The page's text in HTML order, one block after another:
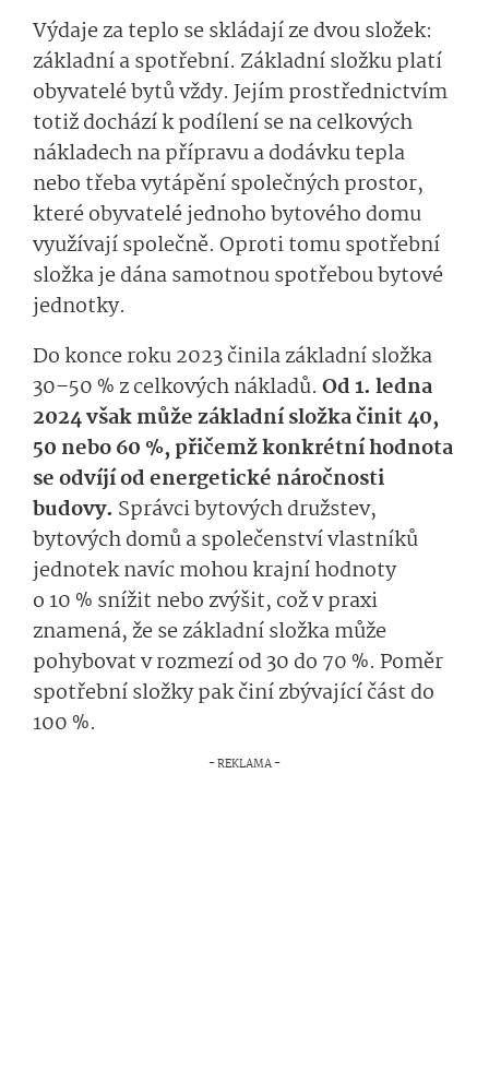
Výdaje za teplo se skládají ze dvou složek:
základní a spotřební. Základní složku platí
obyvatelé bytů vždy. Jejím prostřednictvím
totiž dochází k podílení se na celkových
nákladech na přípravu a dodávku tepla
nebo třeba vytápění společných prostor,
které obyvatelé jednoho bytového domu
využívají společně. Oproti tomu spotřební
složka je dána samotnou spotřebou bytové
jednotky.
Do konce roku 2023 činila základní složka
30–50 % z celkových nákladů. Od 1. ledna
2024 však může základní složka činit 40,
50 nebo 60 %, přičemž konkrétní hodnota
se odvíjí od energetické náročnosti
budovy. Správci bytových družstev,
bytových domů a společenství vlastníků
jednotek navíc mohou krajní hodnoty
o 10 % snížit nebo zvýšit, což v praxi
znamená, že se základní složka může
pohybovat v rozmezí od 30 do 70 %. Poměr
spotřební složky pak činí zbývající část do
100 %.